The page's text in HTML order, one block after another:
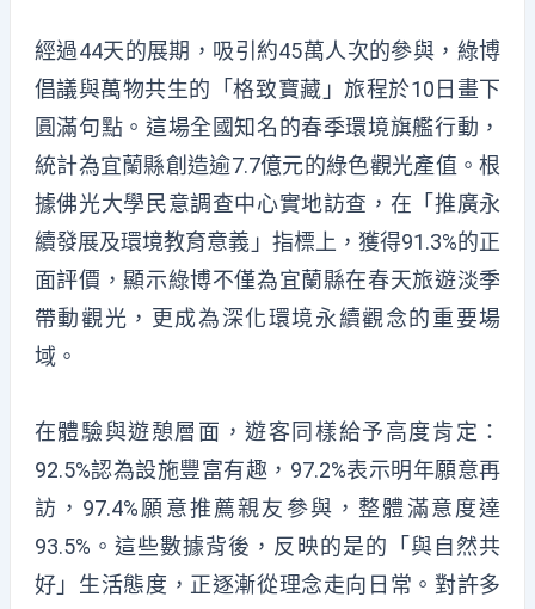
經過44天的展期，吸引約45萬人次的參與，綠博
倡議與萬物共生的「格致寶藏」旅程於10日畫下
圓滿句點。這場全國知名的春季環境旗艦行動，
統計為宜蘭縣創造逾7.7億元的綠色觀光產值。根
據佛光大學民意調查中心實地訪查，在「推廣永
續發展及環境教育意義」指標上，獲得91.3%的正
面評價，顯示綠博不僅為宜蘭縣在春天旅遊淡季
帶動觀光，更成為深化環境永續觀念的重要場
域。
在體驗與遊憩層面，遊客同樣給予高度肯定：
92.5%認為設施豐富有趣，97.2%表示明年願意再
訪，97.4%願意推薦親友參與，整體滿意度達
93.5%。這些數據背後，反映的是的「與自然共
好」生活態度，正逐漸從理念走向日常。對許多